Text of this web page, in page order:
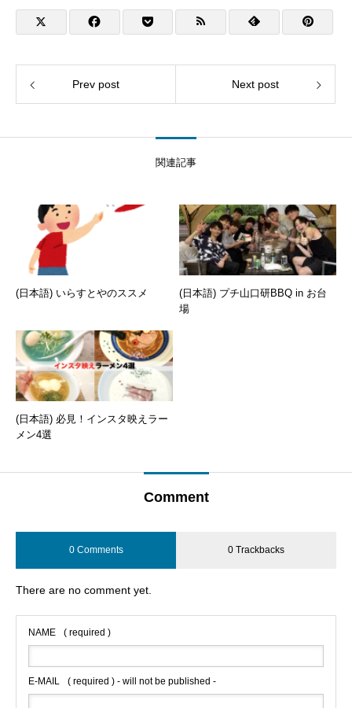
Prev post Next post
関連記事
(日本語) いらすとやのススメ
(日本語) プチ山口研BBQ in お台
場
(日本語) 必見！インスタ映えラー
メン4選
Comment
0 Comments 0 Trackbacks
There are no comment yet.
NAME ( required )
E-MAIL ( required ) - will not be published -